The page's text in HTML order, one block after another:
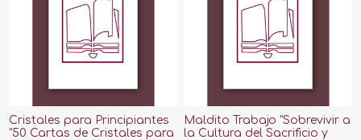
Cristales para Principiantes
"50 Cartas de Cristales para
Maldito Trabajo "Sobrevivir a
la Cultura del Sacrificio y